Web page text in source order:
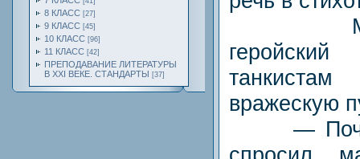
8 КЛАСС [27]
9 КЛАСС [45]
10 КЛАСС [96]
11 КЛАСС [42]
ПРЕПОДАВАНИЕ ЛИТЕРАТУРЫ
В XXI ВЕКЕ. СТАНДАРТЫ [37]
вражескую
—